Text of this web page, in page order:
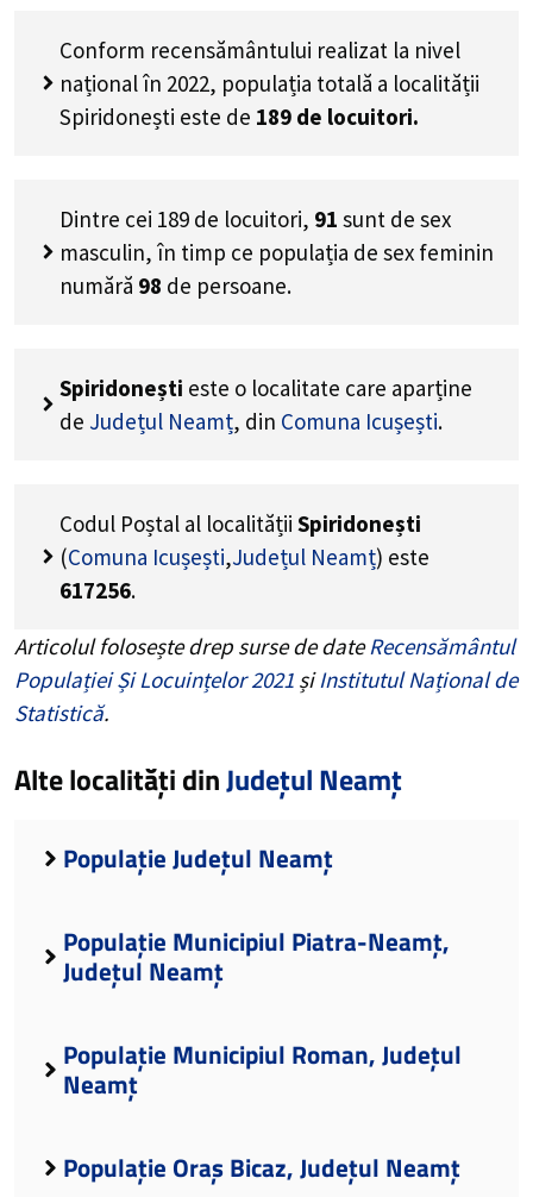
Conform recensământului realizat la nivel
național în 2022, populația totală a localității
Spiridonești este de 189 de locuitori.
Dintre cei 189 de locuitori, 91 sunt de sex
masculin, în timp ce populația de sex feminin
numără 98 de persoane.
Spiridonești este o localitate care aparține
de Județul Neamț, din Comuna Icușești.
Codul Poștal al localității Spiridonești
(Comuna Icușești,Județul Neamț) este
617256.
Articolul folosește drep surse de dateRecensământul
Populației Și Locuințelor 2021 șiInstitutul Național de
Statistică.
Alte localități dinJudețul Neamț
Populație Județul Neamț
Populație Municipiul Piatra-Neamț,
Județul Neamț
Populație Municipiul Roman, Județul
Neamț
Populație Oraș Bicaz, Județul Neamț